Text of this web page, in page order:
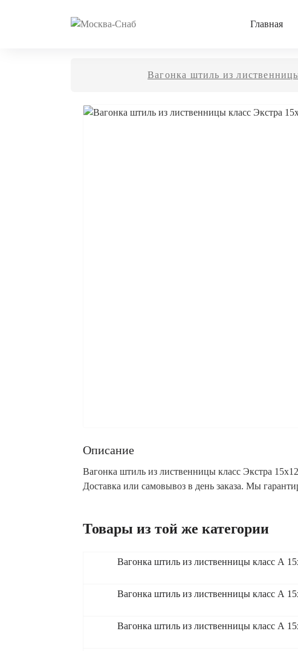
Главная
Вагонка штиль из
Описание
Вагонка штиль из лиственницы класс Экстра
Доставка или самовывоз в день заказа. Мы
Товары из той же категории
Вагонка штиль из лиственницы класс А
Вагонка штиль из лиственницы класс А
Вагонка штиль из лиственницы класс А